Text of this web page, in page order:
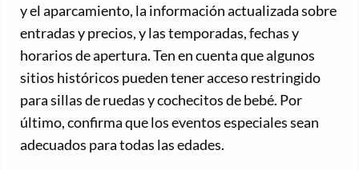
y el aparcamiento, la información actualizada sobre
entradas y precios, y las temporadas, fechas y
horarios de apertura. Ten en cuenta que algunos
sitios históricos pueden tener acceso restringido
para sillas de ruedas y cochecitos de bebé. Por
último, confirma que los eventos especiales sean
adecuados para todas las edades.